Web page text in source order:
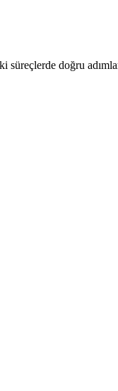
süreçlerde doğru